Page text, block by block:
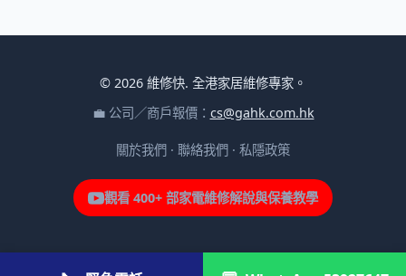
© 2026 維修快. 全港家居維修專家。
💼 公司／商戶報價： cs@gahk.com.hk
關於我們 · 聯絡我們 · 私隱政策
觀看 400+ 部家電維修解說與保養教學